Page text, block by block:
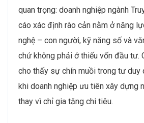
quan trọng: doanh nghiệp ngành
cáo xác định rào cản nằm ở năng
nghệ – con người, kỹ năng số và
chứ không phải ở thiếu vốn đầu tư.
cho thấy sự chín muồi trong tư duy
khi doanh nghiệp ưu tiên xây dựng
thay vì chỉ gia tăng chi tiêu.